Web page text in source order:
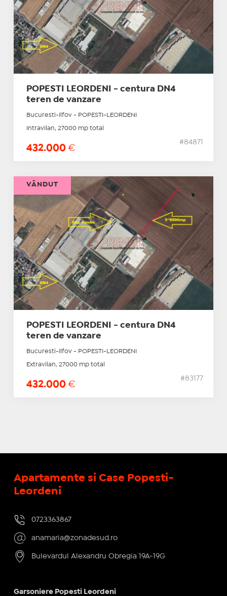
POPESTI LEORDENI - centura DN4
teren de vanzare
Bucuresti-Ilfov - POPESTI-LEORDENI
Intravilan, 27000 mp total
432.000 €
#84871
POPESTI LEORDENI - centura DN4
teren de vanzare
Bucuresti-Ilfov - POPESTI-LEORDENI
Extravilan, 27000 mp total
432.000 €
#83177
VÂNDUT
Apartamente si Case Popesti-
Leordeni
0723363867
anamaria@zonadesud.ro
Bulevardul Alexandru Obregia 19A-19G
Garsoniere Popesti Leordeni